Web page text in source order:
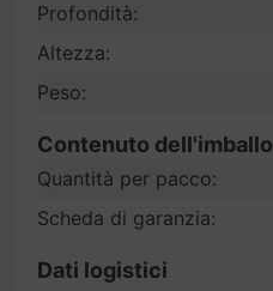
Profondità:
Altezza:
Peso:
Contenuto dell'imballo
Quantità per pacco:
Scheda di garanzia:
Dati logistici